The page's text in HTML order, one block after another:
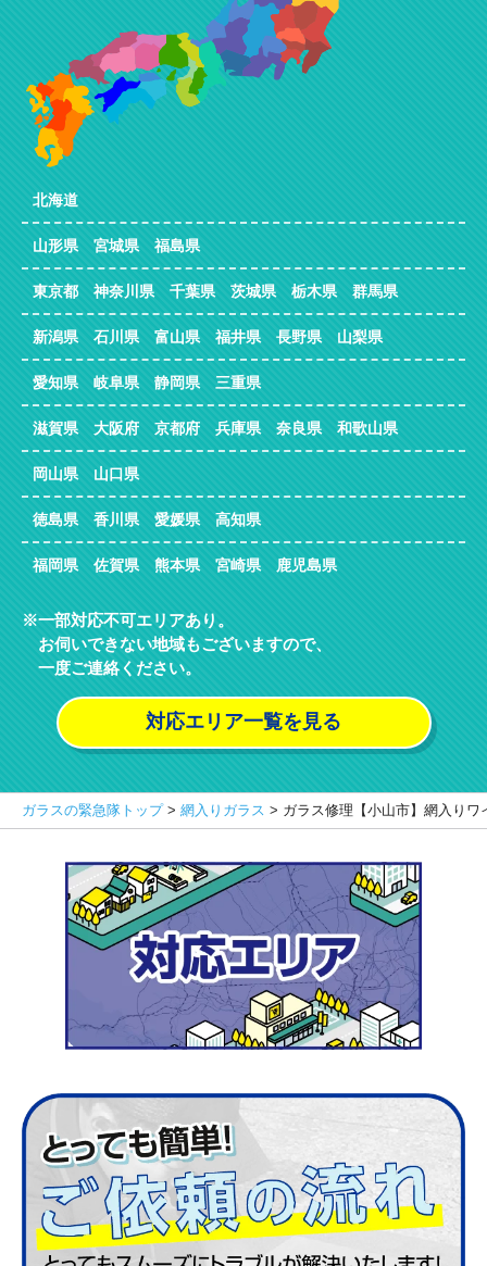
北海道
山形県 宮城県 福島県
東京都 神奈川県 千葉県 茨城県 栃木県 群馬県
新潟県 石川県 富山県 福井県 長野県 山梨県
愛知県 岐阜県 静岡県 三重県
滋賀県 大阪府 京都府 兵庫県 奈良県 和歌山県
岡山県 山口県
徳島県 香川県 愛媛県 高知県
福岡県 佐賀県 熊本県 宮崎県 鹿児島県
一部対応不可エリアあり。
お伺いできない地域もございますので、
一度ご連絡ください。
対応エリア一覧を見る
ガラスの緊急隊トップ> 網入りガラス > ガラス修理【小山市】網入りワ